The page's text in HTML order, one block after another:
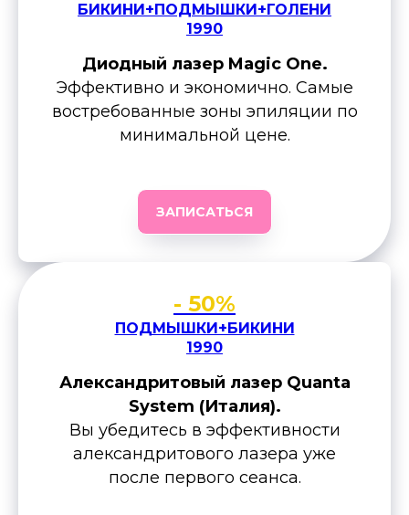
БИКИНИ+ПОДМЫШКИ+ГОЛЕНИ
1990
Диодный лазер Magic One.
Эффективно и экономично. Самые
востребованные зоны эпиляции по
минимальной цене.
ЗАПИСАТЬСЯ
- 50%
ПОДМЫШКИ+БИКИНИ
1990
Александритовый лазер Quanta
System (Италия).
Вы убедитесь в эффективности
александритового лазера уже
после первого сеанса.